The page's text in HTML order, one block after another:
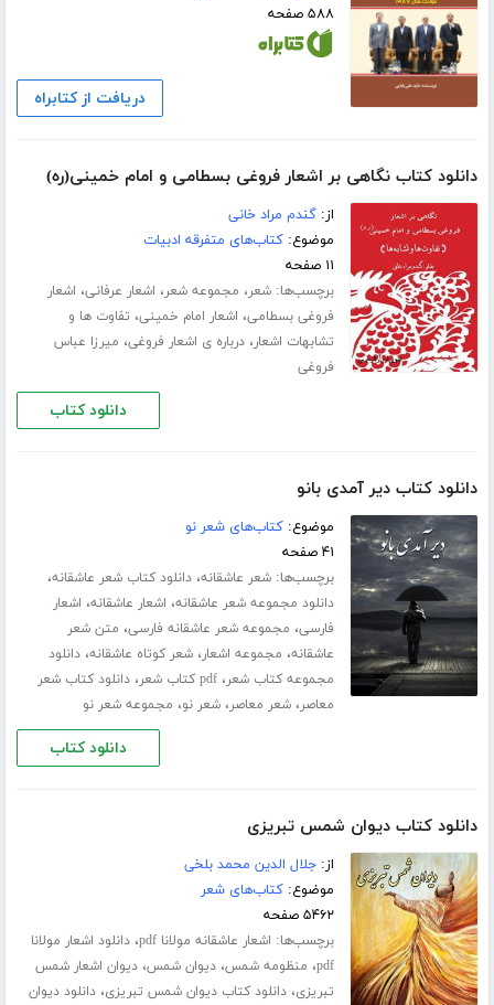
۵۸۸ صفحه
دریافت از کتابراه
دانلود کتاب نگاهی بر اشعار فروغی بسطامی و امام خمینی(ره)
از:گندم مراد خانی
موضوع:کتاب‌های متفرقه ادبیات
۱۱ صفحه
برچسب‌ها:شعر، مجموعه شعر، اشعار عرفانی، اشعار
فروغی بسطامی، اشعار امام خمینی، تفاوت ها و
تشابهات اشعار،درباره ی اشعار فروغی، میرزا عباس
فروغی
دانلود کتاب
دانلود کتاب دیر آمدی بانو
موضوع:کتاب‌های شعر نو
۴۱ صفحه
برچسب‌ها:شعر عاشقانه،دانلود کتاب شعر عاشقانه،
دانلود مجموعه شعر عاشقانه، اشعار عاشقانه، اشعار
فارسی، مجموعه شعر عاشقانه فارسی، متن شعر
عاشقانه، مجموعه اشعار،شعر کوتاه عاشقانه،دانلود
مجموعه کتاب شعر،pdf کتاب شعر ،دانلود کتاب شعر
معاصر،شعر معاصر،شعر نو، مجموعه شعر نو
دانلود کتاب
دانلود کتاب دیوان شمس تبریزی
از:جلال الدین محمد بلخی
موضوع:کتاب‌های شعر
۵۴۶۲ صفحه
برچسب‌ها: اشعار عاشقانه مولانا pdf ،دانلود اشعار مولانا
pdf، منظومه شمس،دیوان شمس،دیوان اشعار شمس
تبریزی،دانلود کتاب دیوان شمس تبریزی،دانلود دیوان